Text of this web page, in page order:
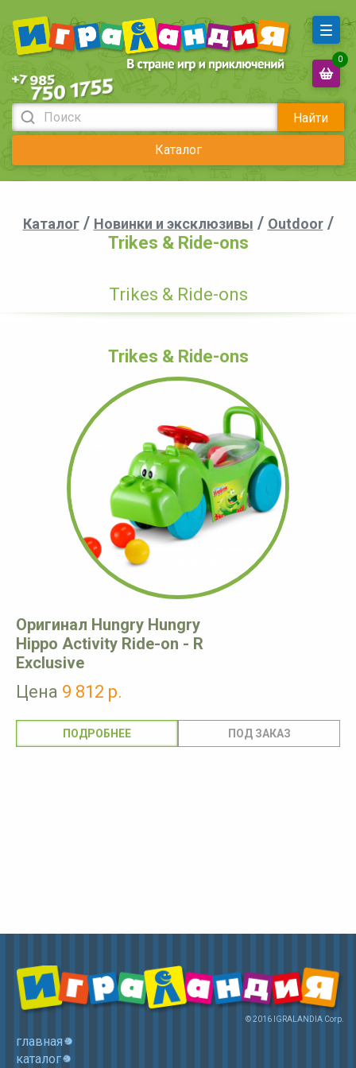
Найти
Каталог
0
Каталог/ Новинки и эксклюзивы / Outdoor/
Trikes & Ride-ons
Trikes & Ride-ons
Trikes & Ride-ons
Оригинал Hungry Hungry
Hippo Activity Ride-on - R
Exclusive
Цена 9 812 р.
ПОДРОБНЕЕ
© 2016 IGRALANDIA Corp.
главная
каталог